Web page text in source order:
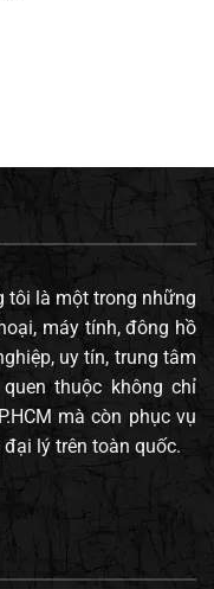
tôi là một trong những
máy tính, đông hồ
uy tín, trung tâm
thuộc không chỉ
mà còn phục vụ
lý trên toàn quốc.